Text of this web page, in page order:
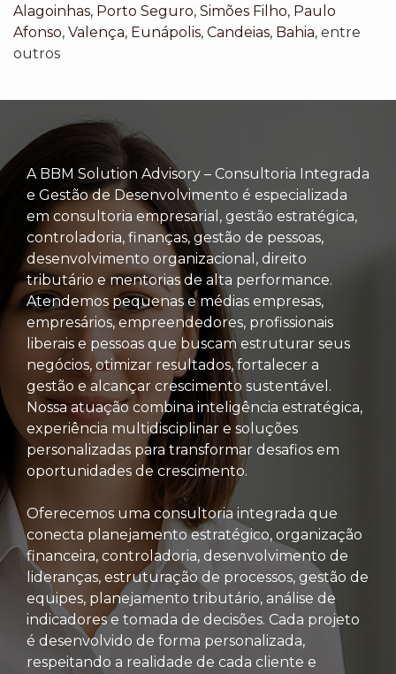
Alagoinhas, Porto Seguro, Simões Filho, Paulo
Afonso, Valença, Eunápolis, Candeias, Bahia, entre
outros
A BBM Solution Advisory – Consultoria Integrada
e Gestão de Desenvolvimento é especializada
em consultoria empresarial, gestão estratégica,
controladoria, finanças, gestão de pessoas,
desenvolvimento organizacional, direito
tributário e mentorias de alta performance.
Atendemos pequenas e médias empresas,
empresários, empreendedores, profissionais
liberais e pessoas que buscam estruturar seus
negócios, otimizar resultados, fortalecer a
gestão e alcançar crescimento sustentável.
Nossa atuação combina inteligência estratégica,
experiência multidisciplinar e soluções
personalizadas para transformar desafios em
oportunidades de crescimento.
Oferecemos uma consultoria integrada que
conecta planejamento estratégico, organização
financeira, controladoria, desenvolvimento de
lideranças, estruturação de processos, gestão de
equipes, planejamento tributário, análise de
indicadores e tomada de decisões. Cada projeto
é desenvolvido de forma personalizada,
respeitando a realidade de cada cliente e